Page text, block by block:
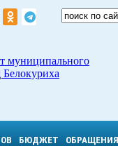
муниципального
Белокуриха
БЮДЖЕТ ОБРАЩЕНИЯ